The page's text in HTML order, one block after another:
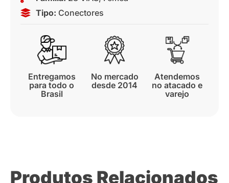
Tipo: Conectores
Entregamos
para todo o
Brasil
No mercado
desde 2014
Atendemos
no atacado e
varejo
Produtos Relacionados